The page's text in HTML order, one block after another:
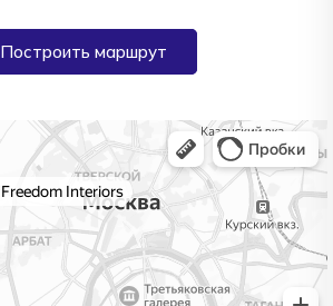
Построить маршрут